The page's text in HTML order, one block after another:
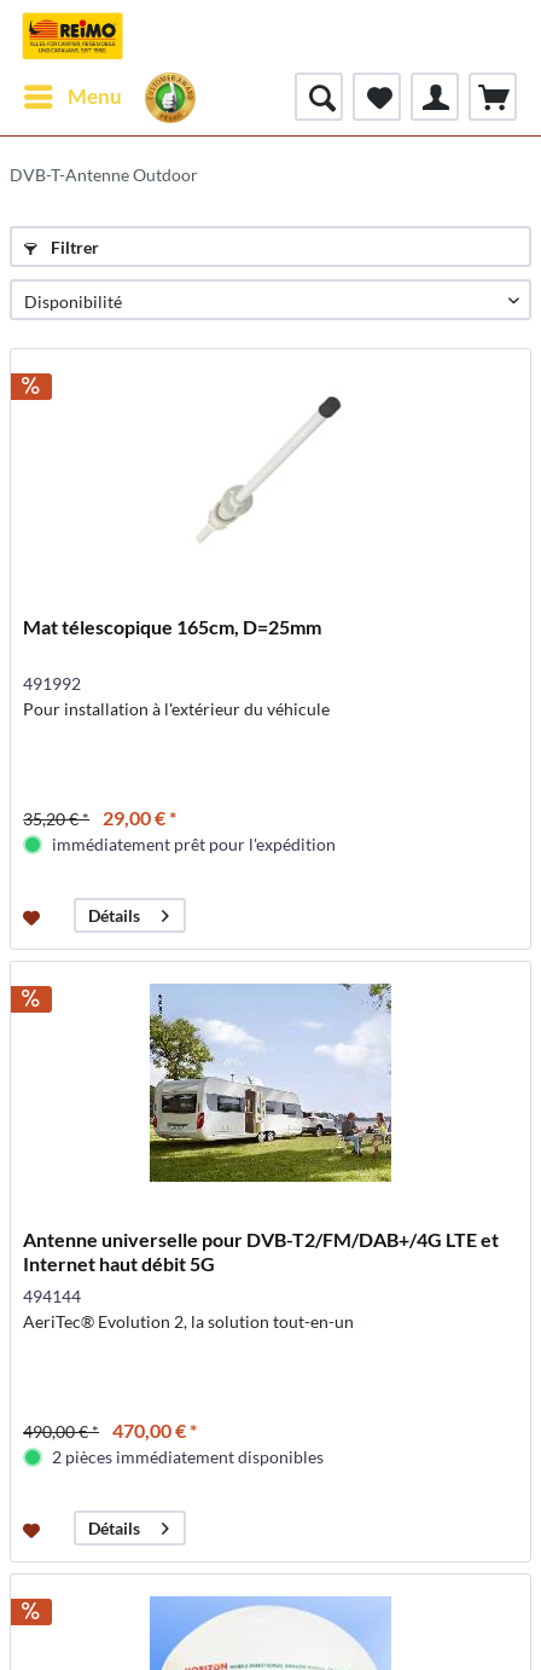
Menu
DVB-T-Antenne Outdoor
Filtrer
Mat télescopique 165cm, D=25mm
491992
Pour installation à l'extérieur du véhicule
35,20 € * 29,00 € *
immédiatement prêt pour l'expédition
Détails
Antenne universelle pour DVB-T2/FM/DAB+/4G LTE et
Internet haut débit 5G
494144
AeriTec® Evolution 2, la solution tout-en-un
490,00 € * 470,00 € *
2 pièces immédiatement disponibles
Détails